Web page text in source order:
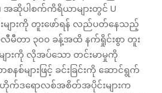
အဆိုပါစက်ကိရိယာများတွင် U
းများကို တူးဖော်ရန် လည်ပတ်နေသည့်
မီလီမီတာ ၃၀၀ ခန့်အထိ နက်ရှိုင်းစွာ တူး
များကို လိုအပ်သော တင်းမာမှုကို
စ်များဖြင့် ခင်းခြင်းကို ဆောင်ရွက်
က်ဒရောလစ်အစိတ်အပိုင်းများက